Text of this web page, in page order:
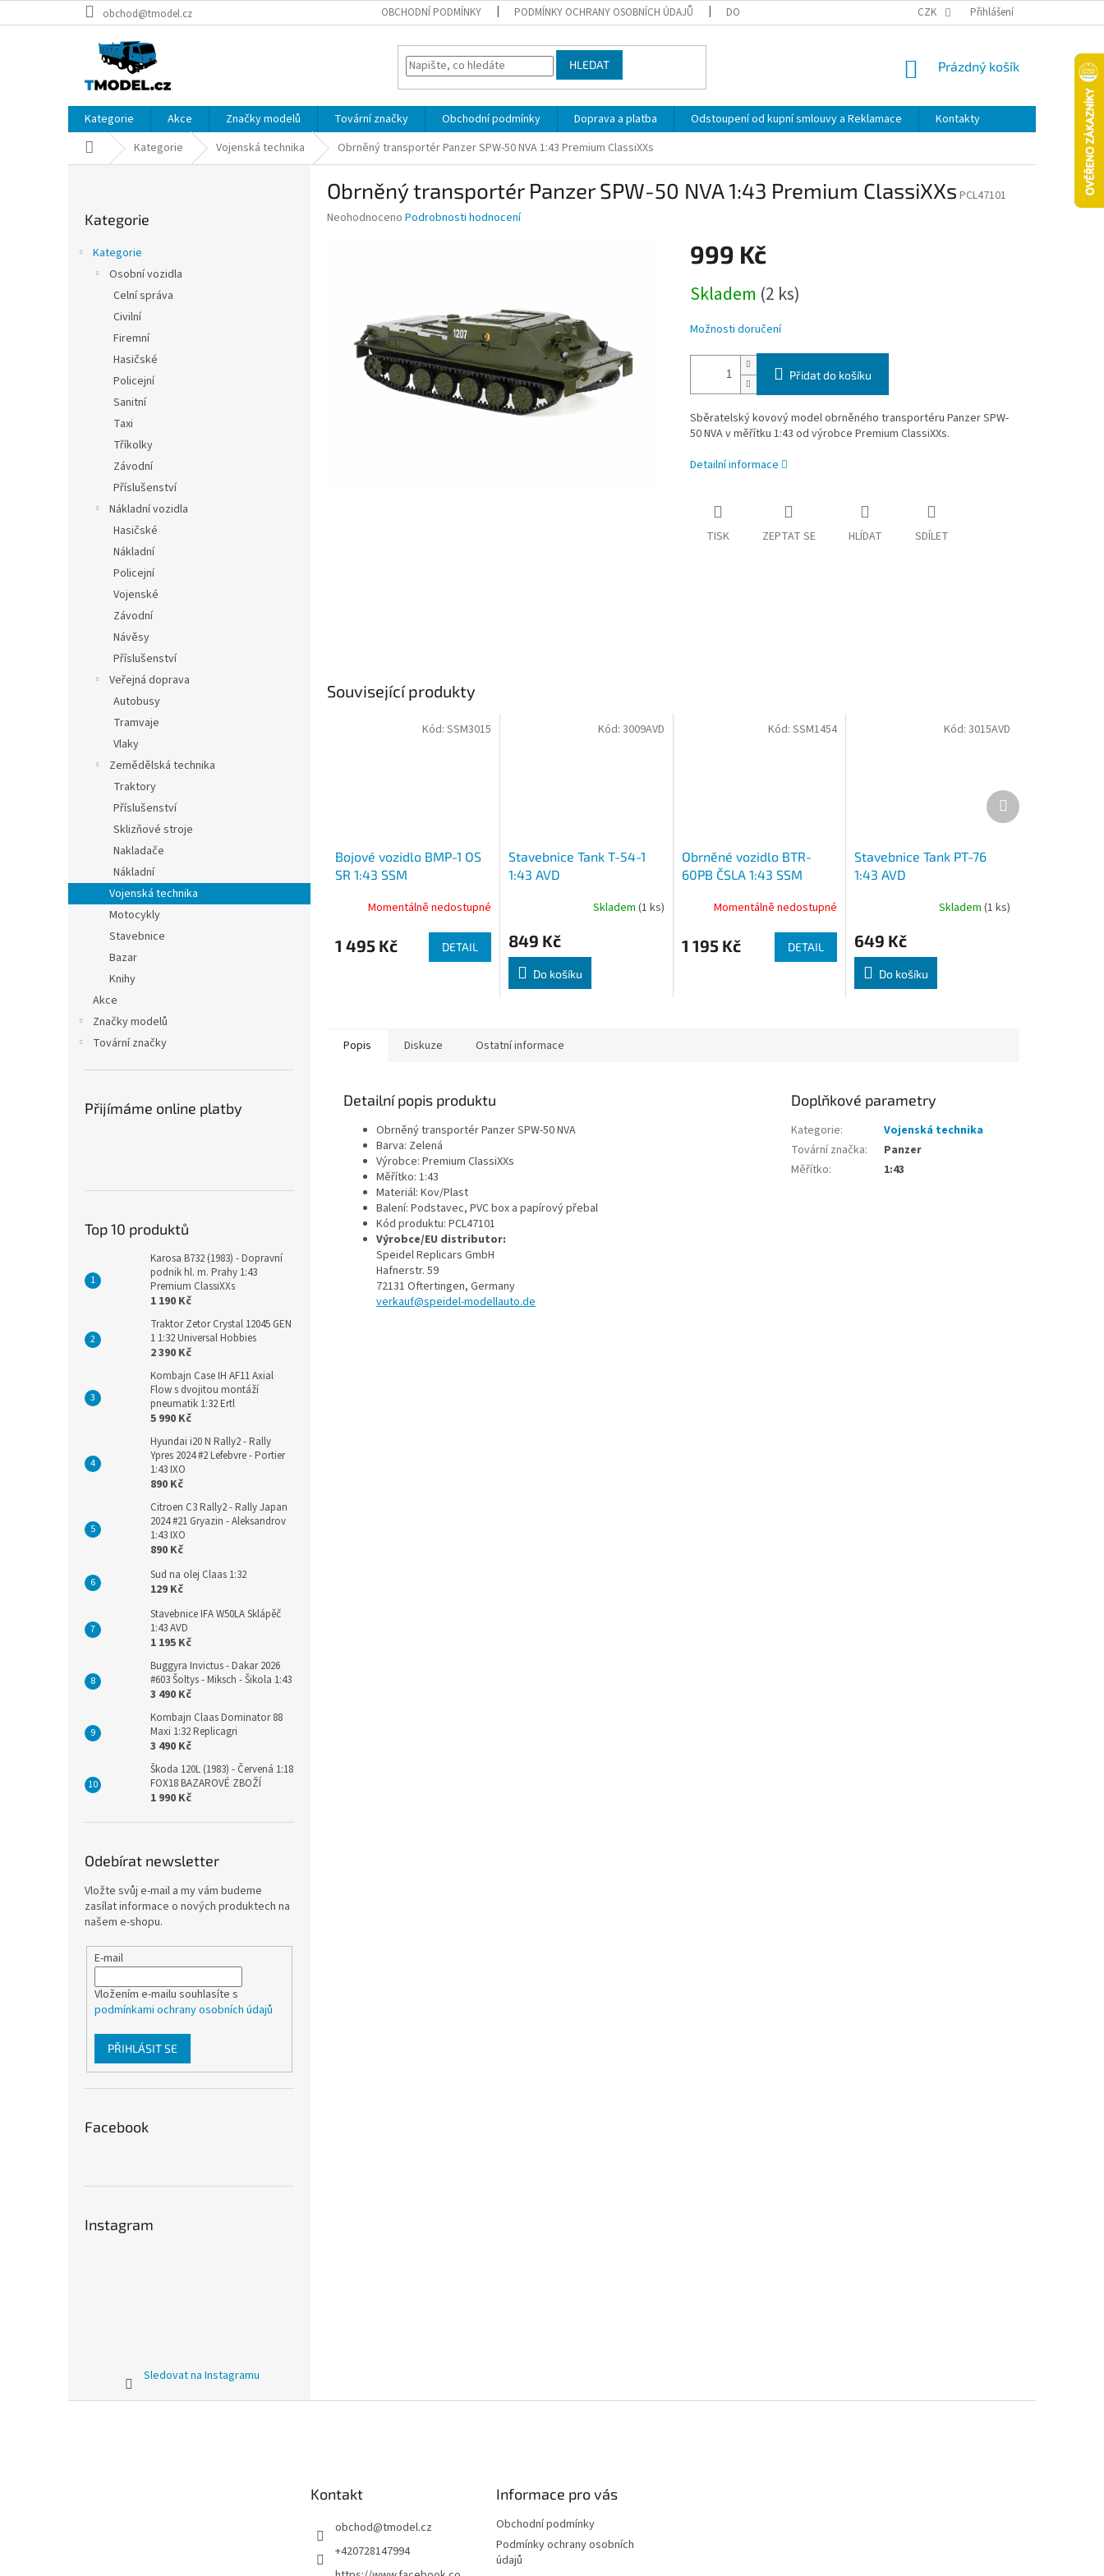
na
obchod@tmodel.cz OBCHODNÍ PODMÍNKY PODMÍNKY OCHRANY OSOBNÍCH ÚDAJŮ DOPRAVA A PLATBA ODSTOUPENÍ OD KUPNÍ SMLOUVY A REKLAMACE
CZK Přihlášení
HLEDAT
NÁKUPNÍ
Prázdný košík
Kategorie Akce Značky modelů Tovární značky Obchodní podmínky Doprava a platba Odstoupení od kupní smlouvy a Reklamace
Kontakty
Domů Kategorie Vojenská technika Obrněný transportér Panzer SPW-50 NVA 1:43 Premium ClassiXXs
kategorie
Kategorie
Kategorie
Osobní vozidla
Celní správa
Civilní
Firemní
Hasičské
Policejní
Sanitní
Taxi
Tříkolky
Závodní
Příslušenství
Nákladní vozidla
Hasičské
Nákladní
Policejní
Vojenské
Závodní
Návěsy
Příslušenství
Veřejná doprava
Autobusy
Tramvaje
Vlaky
Zemědělská technika
Traktory
Příslušenství
Sklizňové stroje
Nakladače
Nákladní
Vojenská technika
Motocykly
Stavebnice
Bazar
Knihy
Akce
Značky modelů
Tovární značky
Přijímáme online platby
Top 10 produktů
Karosa B732 (1983) - Dopravní
podnik hl. m. Prahy 1:43
Premium ClassiXXs
1 190 Kč
Traktor Zetor Crystal 12045 GEN
1 1:32 Universal Hobbies
2 390 Kč
Kombajn Case IH AF11 Axial
Flow s dvojitou montáží
pneumatik 1:32 Ertl
5 990 Kč
Hyundai i20 N Rally2 - Rally
Ypres 2024 #2 Lefebvre - Portier
1:43 IXO
890 Kč
Citroen C3 Rally2 - Rally Japan
2024 #21 Gryazin - Aleksandrov
1:43 IXO
890 Kč
Sud na olej Claas 1:32
129 Kč
Stavebnice IFA W50LA Sklápěč
1:43 AVD
1 195 Kč
Buggyra Invictus - Dakar 2026
#603 Šoltys - Miksch - Šikola 1:43
3 490 Kč
Kombajn Claas Dominator 88
Maxi 1:32 Replicagri
3 490 Kč
Škoda 120L (1983) - Červená 1:18
FOX18 BAZAROVÉ ZBOŽÍ
1 990 Kč
Odebírat newsletter
Vložte svůj e-mail a my vám budeme
zasílat informace o nových produktech na
našem e-shopu.
E-mail
Vložením e-mailu souhlasíte s
podmínkami ochrany osobních údajů
PŘIHLÁSIT SE
Facebook
Instagram
Sledovat na Instagramu
Obrněný transportér Panzer SPW-50 NVA 1:43 Premium ClassiXXs PCL47101
Průměrné
hvězdiček.
Neohodnoceno Podrobnosti hodnocení
999 Kč
cena:
Skladem (2 ks)
Možnosti doručení
Přidat do košíku
Sběratelský kovový model obrněného transportéru Panzer SPW-
50 NVAv měřítku 1:43 od výrobce Premium ClassiXXs.
Detailní informace
TISK ZEPTAT SE HLÍDAT SDÍLET
Související produkty
Bojové vozidlo BMP-1 OS
SR 1:43 SSM
Momentálně nedostupné
1 495 Kč DETAIL
Kód: SSM3015
Stavebnice Tank T-54-1
1:43 AVD
Skladem (1 ks)
849 Kč
Do košíku
Kód: 3009AVD
Obrněné vozidlo BTR-
60PB ČSLA 1:43 SSM
Momentálně nedostupné
1 195 Kč DETAIL
Kód:SSM1454
Stavebnice Tank PT-76
1:43 AVD
Skladem (1 ks)
649 Kč
Do košíku
Kód: 3015AVD
Další
produkt
Popis Diskuze Ostatní informace
Detailní popis produktu
Obrněný transportér Panzer SPW-50 NVA
Barva: Zelená
Výrobce: Premium ClassiXXs
Měřítko: 1:43
Materiál: Kov/Plast
Balení: Podstavec, PVC box a papírový přebal
Kód produktu: PCL47101
Výrobce/EU distributor:
Speidel Replicars GmbH
Hafnerstr. 59
72131 Oftertingen, Germany
verkauf@speidel-modellauto.de
Doplňkové parametry
Kategorie:
Vojenská technika
Tovární značka:
Panzer
Měřítko: 1:43
Kontakt
obchod@tmodel.cz
+420728147994
Informace pro vás
Obchodní podmínky
Podmínky ochrany osobních
údajů